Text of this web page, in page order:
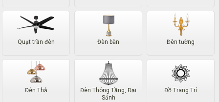
Quạt trần đèn Đèn bàn Đèn tường
Đèn Thả
Đèn Thông Tầng, Đại
Sảnh
Đồ Trang Trí